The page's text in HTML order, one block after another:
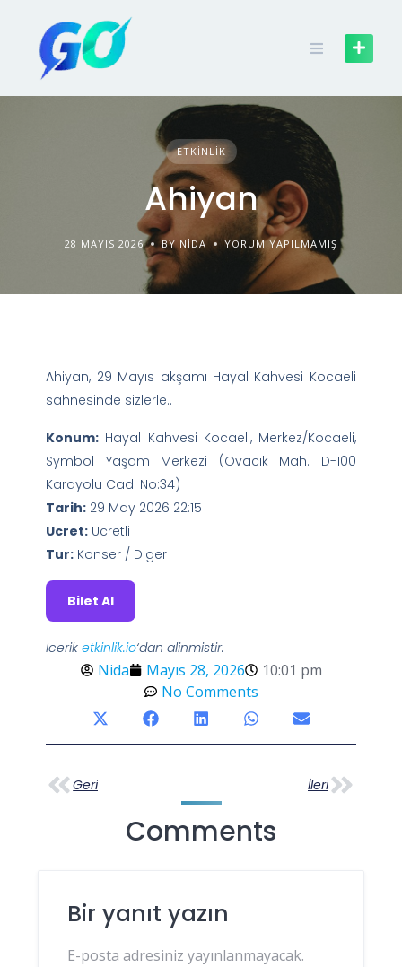
ETKINLIK
Ahiyan
28 MAYIS 2026 BY NIDA YORUM YAPILMAMIŞ
Ahiyan, 29 Mayıs akşamı Hayal Kahvesi Kocaeli
sahnesinde sizlerle..
Konum: Hayal Kahvesi Kocaeli, Merkez/Kocaeli,
Symbol Yaşam Merkezi (Ovacık Mah. D-100
Karayolu Cad. No:34)
Tarih: 29 May 2026 22:15
Ucret: Ucretli
Tur: Konser / Diger
Bilet Al
Iceriketkinlik.io‘dan alinmistir.
Nida Mayıs 28, 2026
10:01 pm
No Comments
Geri İleri
Comments
Bir yanıt yazın
E-posta adresiniz yayınlanmayacak.